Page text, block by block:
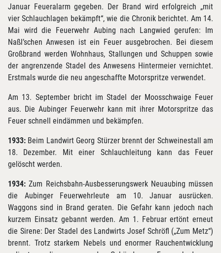
Januar Feueralarm gegeben. Der Brand wird erfolgreich „mit
vier Schlauchlagen bekämpft“, wie die Chronik berichtet. Am 14.
Mai wird die Feuerwehr Aubing nach Langwied gerufen: Im
Naßl’schen Anwesen ist ein Feuer ausgebrochen. Bei diesem
Großbrand werden Wohnhaus, Stallungen und Schuppen sowie
der angrenzende Stadel des Anwesens Hintermeier vernichtet.
Erstmals wurde die neu angeschaffte Motorspritze verwendet.
Am 13. September bricht im Stadel der Moosschwaige Feuer
aus. Die Aubinger Feuerwehr kann mit ihrer Motorspritze das
Feuer schnell eindämmen und bekämpfen.
1933: Beim Landwirt Georg Stürzer brennt der Schweinestall am
18. Dezember. Mit einer Schlauchleitung kann das Feuer
gelöscht werden.
1934: Zum Reichsbahn-Ausbesserungswerk Neuaubing müssen
die Aubinger Feuerwehrleute am 10. Januar ausrücken.
Waggons sind in Brand geraten. Die Gefahr kann jedoch nach
kurzem Einsatz gebannt werden. Am 1. Februar ertönt erneut
die Sirene: Der Stadel des Landwirts Josef Schröfl („Zum Metz“)
brennt. Trotz starkem Nebels und enormer Rauchentwicklung